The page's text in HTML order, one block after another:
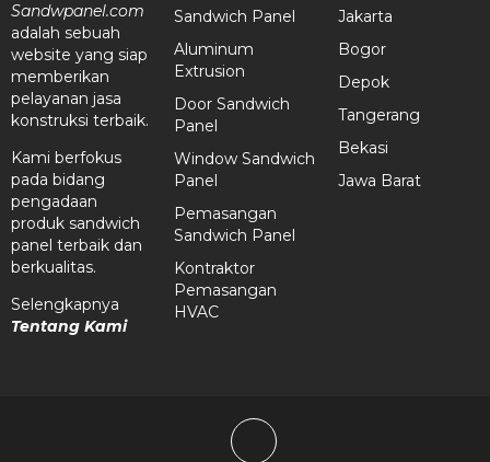
Sandwpanel.com
adalah sebuah
website yang siap
memberikan
pelayanan jasa
konstruksi terbaik.
Kami berfokus
pada bidang
pengadaan
produk sandwich
panel terbaik dan
berkualitas.
Selengkapnya
Tentang Kami
Sandwich Panel
Aluminum
Extrusion
Door Sandwich
Panel
Window Sandwich
Panel
Pemasangan
Sandwich Panel
Kontraktor
Pemasangan
HVAC
Jakarta
Bogor
Depok
Tangerang
Bekasi
Jawa Barat